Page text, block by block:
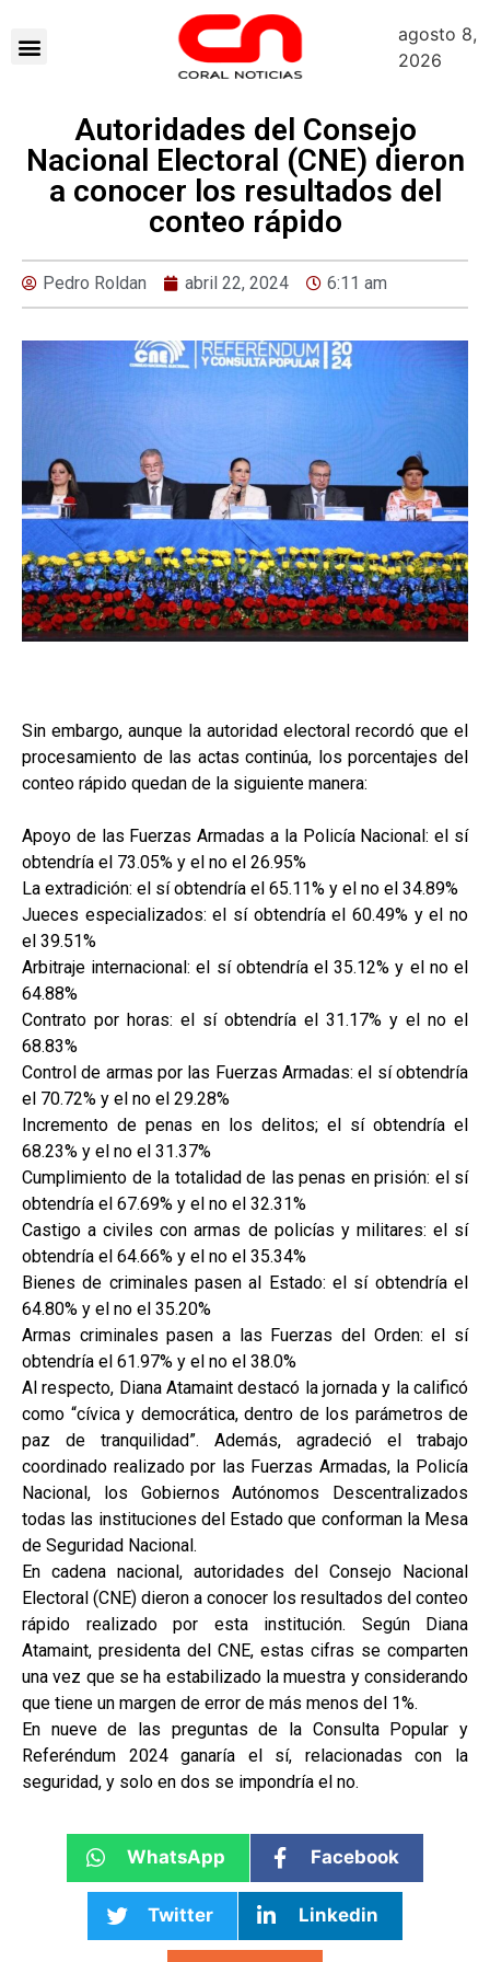
agosto 8,
2026
Autoridades del Consejo
Nacional Electoral (CNE) dieron
a conocer los resultados del
conteo rápido
Pedro Roldan abril 22, 2024 6:11 am
Sin embargo, aunque la autoridad electoral recordó que el
procesamiento de las actas continúa, los porcentajes del
conteo rápido quedan de la siguiente manera:
Apoyo de las Fuerzas Armadas a la Policía Nacional: el sí
obtendría el 73.05% y el no el 26.95%
La extradición: el sí obtendría el 65.11% y el no el 34.89%
Jueces especializados: el sí obtendría el 60.49% y el no
el 39.51%
Arbitraje internacional: el sí obtendría el 35.12% y el no el
64.88%
Contrato por horas: el sí obtendría el 31.17% y el no el
68.83%
Control de armas por las Fuerzas Armadas: el sí obtendría
el 70.72% y el no el 29.28%
Incremento de penas en los delitos; el sí obtendría el
68.23% y el no el 31.37%
Cumplimiento de la totalidad de las penas en prisión: el sí
obtendría el 67.69% y el no el 32.31%
Castigo a civiles con armas de policías y militares: el sí
obtendría el 64.66% y el no el 35.34%
Bienes de criminales pasen al Estado: el sí obtendría el
64.80% y el no el 35.20%
Armas criminales pasen a las Fuerzas del Orden: el sí
obtendría el 61.97% y el no el 38.0%
Al respecto, Diana Atamaint destacó la jornada y la calificó
como “cívica y democrática, dentro de los parámetros de
paz de tranquilidad”. Además, agradeció el trabajo
coordinado realizado por las Fuerzas Armadas, la Policía
Nacional, los Gobiernos Autónomos Descentralizados
todas las instituciones del Estado que conforman la Mesa
de Seguridad Nacional.
En cadena nacional, autoridades del Consejo Nacional
Electoral (CNE) dieron a conocer los resultados del conteo
rápido realizado por esta institución. Según Diana
Atamaint, presidenta del CNE, estas cifras se comparten
una vez que se ha estabilizado la muestra y considerando
que tiene un margen de error de más menos del 1%.
En nueve de las preguntas de la Consulta Popular y
Referéndum 2024 ganaría el sí, relacionadas con la
seguridad, y solo en dos se impondría el no.
WhatsApp Facebook
Twitter Linkedin